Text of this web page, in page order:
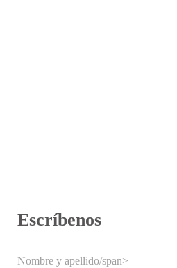
Escríbenos
Nombre y apellido/span>